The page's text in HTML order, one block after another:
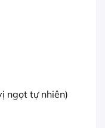
ngọt tự nhiên)